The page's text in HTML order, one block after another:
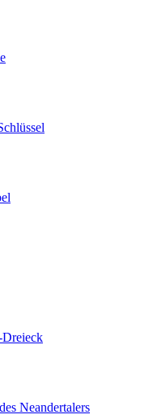
Dreieck
Neandertalers